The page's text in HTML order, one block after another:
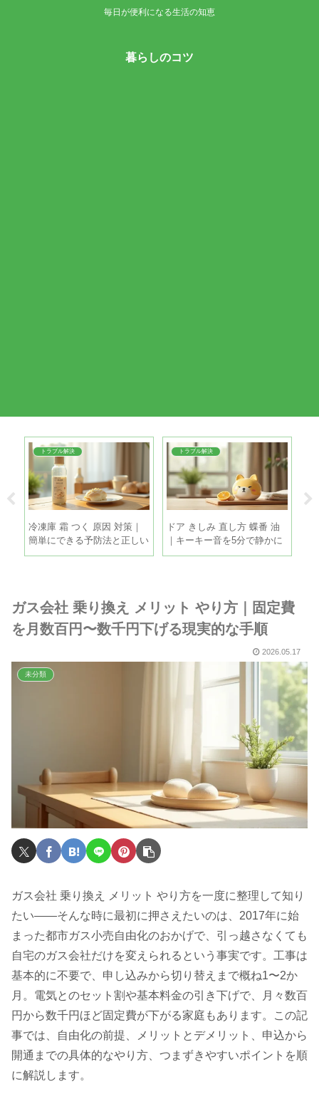
毎日が便利になる生活の知恵
暮らしのコツ
トラブル解決
冷凍庫 霜 つく 原因 対策｜
簡単にできる予防法と正しい
霜取りの手順
トラブル解決
ドア きしみ 直し方 蝶番 油
｜キーキー音を5分で静かに
する手順
ガス会社 乗り換え メリット やり方｜固定費
を月数百円〜数千円下げる現実的な手順
2026.05.17
未分類
ガス会社 乗り換え メリット やり方を一度に整理して知り
たい——そんな時に最初に押さえたいのは、2017年に始
まった都市ガス小売自由化のおかげで、引っ越さなくても
自宅のガス会社だけを変えられるという事実です。工事は
基本的に不要で、申し込みから切り替えまで概ね1〜2か
月。電気とのセット割や基本料金の引き下げで、月々数百
円から数千円ほど固定費が下がる家庭もあります。この記
事では、自由化の前提、メリットとデメリット、申込から
開通までの具体的なやり方、つまずきやすいポイントを順
に解説します。